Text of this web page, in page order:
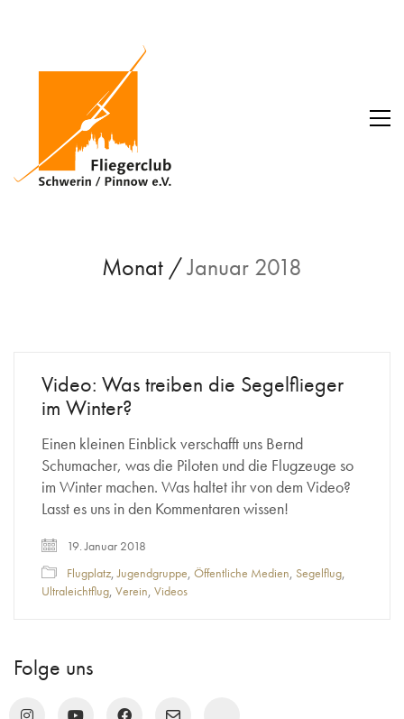
Monat /Januar 2018
Video: Was treiben die Segelflieger
im Winter?
Einen kleinen Einblick verschafft uns Bernd
Schumacher, was die Piloten und die Flugzeuge so
im Winter machen. Was haltet ihr von dem Video?
Lasst es uns in den Kommentaren wissen!
19. Januar 2018
Flugplatz,Jugendgruppe, Öffentliche Medien, Segelflug,
Ultraleichtflug, Verein, Videos
Folge uns